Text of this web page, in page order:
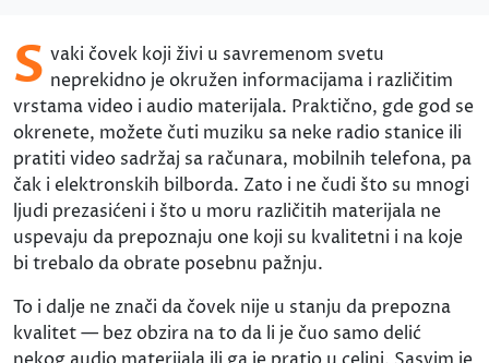
S vaki čovek koji živi u savremenom svetu
neprekidno je okružen informacijama i različitim
vrstama video i audio materijala. Praktično, gde god se
okrenete, možete čuti muziku sa neke radio stanice ili
pratiti video sadržaj sa računara, mobilnih telefona, pa
čak i elektronskih bilborda. Zato i ne čudi što su mnogi
ljudi prezasićeni i što u moru različitih materijala ne
uspevaju da prepoznaju one koji su kvalitetni i na koje
bi trebalo da obrate posebnu pažnju.
To i dalje ne znači da čovek nije u stanju da prepozna
kvalitet — bez obzira na to da li je čuo samo delić